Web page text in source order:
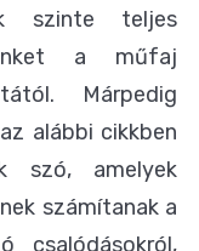
szinte teljes
a műfaj
Márpedig
alábbi cikkben
szó, amelyek
számítanak a
csalódásokról,